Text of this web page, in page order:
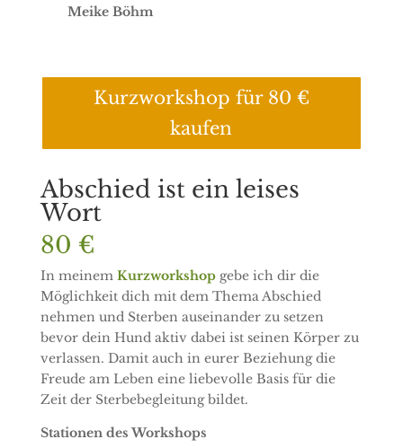
Meike Böhm
Kurzworkshop für 80 €
kaufen
Abschied ist ein leises
Wort
80 €
In meinem Kurzworkshopgebe ich dir die
Möglichkeit dich mit dem Thema Abschied
nehmen und Sterben auseinander zu setzen
bevor dein Hund aktiv dabei ist seinen Körper zu
verlassen. Damit auch in eurer Beziehung die
Freude am Leben eine liebevolle Basis für die
Zeit der Sterbebegleitung bildet.
Stationen des Workshops